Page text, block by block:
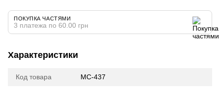
ПОКУПКА ЧАСТЯМИ
3 платежа по 60.00 грн
Характеристики
Код товара МС-437